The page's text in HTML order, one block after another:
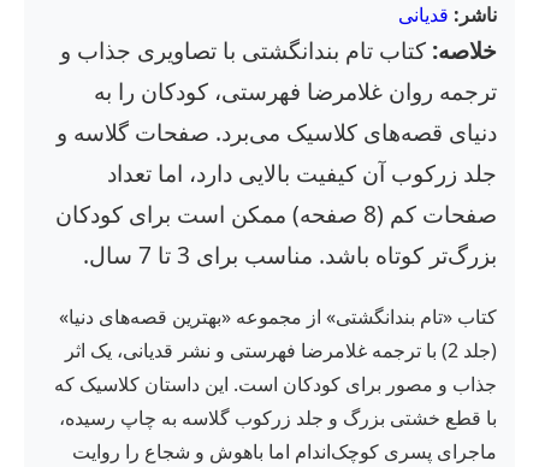
ناشر: قدیانی
خلاصه: کتاب تام بندانگشتی با تصاویری جذاب و
ترجمه روان غلامرضا فهرستی، کودکان را به
دنیای قصه‌های کلاسیک می‌برد. صفحات گلاسه و
جلد زرکوب آن کیفیت بالایی دارد، اما تعداد
صفحات کم (8 صفحه) ممکن است برای کودکان
بزرگ‌تر کوتاه باشد. مناسب برای 3 تا 7 سال.
کتاب «تام بندانگشتی» از مجموعه «بهترین قصه‌های دنیا»
(جلد 2) با ترجمه غلامرضا فهرستی و نشر قدیانی، یک اثر
جذاب و مصور برای کودکان است. این داستان کلاسیک که
با قطع خشتی بزرگ و جلد زرکوب گلاسه به چاپ رسیده،
ماجرای پسری کوچک‌اندام اما باهوش و شجاع را روایت